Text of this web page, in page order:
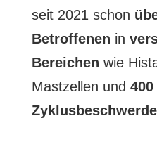
seit 2021 schon
Betroffenen in
Bereichen wie
Mastzellen und